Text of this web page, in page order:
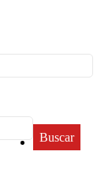
Buscar